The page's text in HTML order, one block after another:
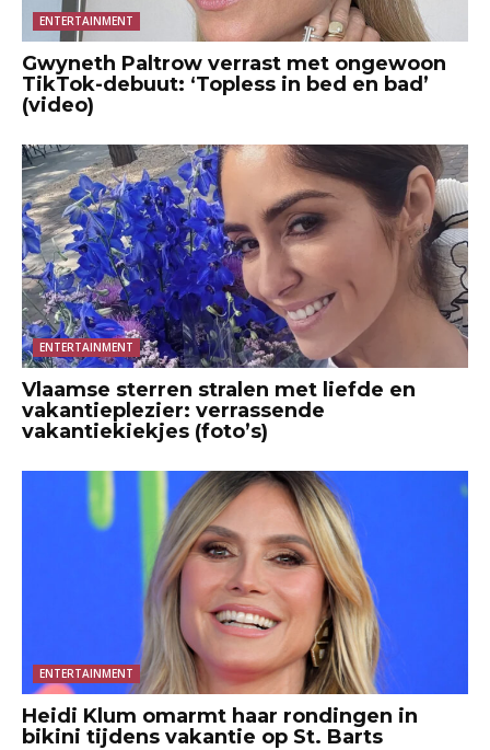
ENTERTAINMENT
Gwyneth Paltrow verrast met ongewoon
TikTok-debuut: ‘Topless in bed en bad’
(video)
ENTERTAINMENT
Vlaamse sterren stralen met liefde en
vakantieplezier: verrassende
vakantiekiekjes (foto’s)
ENTERTAINMENT
Heidi Klum omarmt haar rondingen in
bikini tijdens vakantie op St. Barts